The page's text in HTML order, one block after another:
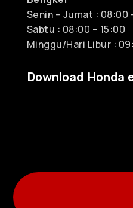
Senin – Jumat : 08:00
Sabtu : 08:00 – 15:00
Minggu/Hari Libur :
Download Honda